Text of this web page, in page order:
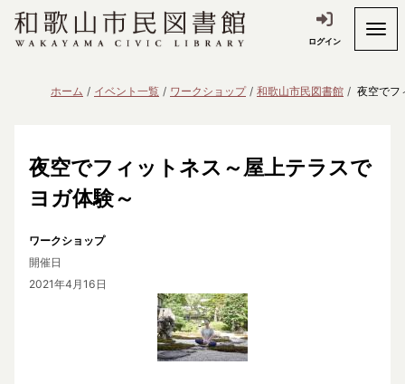
ログイン
ホーム イベント一覧 ワークショップ 和歌山市民図書館 夜空でフ
夜空でフィットネス～屋上テラスで
ヨガ体験～
ワークショップ
開催日
2021年4月16日